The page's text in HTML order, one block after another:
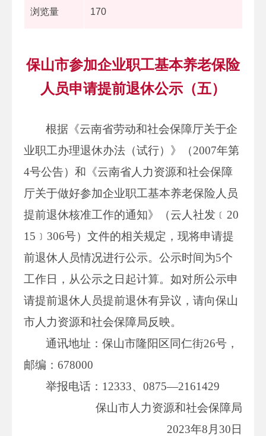
浏览量 170
保山市参加企业职工基本养老保险
人员申请提前退休公示（五）
根据《云南省劳动和社会保障厅关于企
业职工办理退休办法（试行）》（2007年第
4号公告）和《云南省人力资源和社会保障
厅关于做好参加企业职工基本养老保险人员
提前退休核准工作的通知》（云人社发﹝20
15﹞306号）文件的相关规定，现将申请提
前退休人员情况进行公示。公示时间为5个
工作日，从公示之日起计算。如对所公示申
请提前退休人员提前退休有异议，请向保山
市人力资源和社会保障局反映。
通讯地址：保山市隆阳区同仁街26号，
邮编：678000
举报电话：12333、0875—2161429
保山市人力资源和社会保障局
2023年8月30日